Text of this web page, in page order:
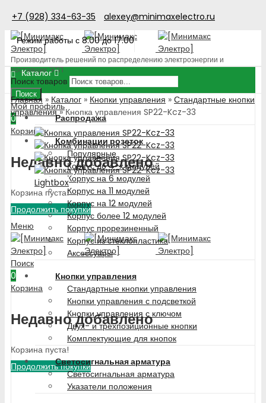
+7 (928) 334-63-35
alexey@minimaxelectro.ru
Режим работы с 8.00 до 17.00
Производитель решений по распределению электроэнергии и
поставщик ЭТП
Поиск товаров
Поиск
Мой профиль
0
Корзина
Недавно добавлено
Корзина пуста!
Продолжить покупки
Меню
Поиск
0
Корзина
Недавно добавлено
Корзина пуста!
Продолжить покупки
Каталог
Распродажа
Комбинации розеток
Популярные
Корпус до 4-х модулей
Корпус на 6 модулей
Корпус на 11 модулей
Корпус на 12 модулей
Корпус более 12 модулей
Корпус прорезиненный
Корпус из стеклопластика
Аксессуары
Кнопки управления
Стандартные кнопки управления
Кнопки управления с подсветкой
Кнопки управления с ключом
Двух- и трехпозиционные кнопки
Комплектующие для кнопок
Светосигнальная арматура
Светосигнальная арматура
Указатели положения
Главная » Каталог » Кнопки управления » Стандартные кнопки
управления»Кнопка управления SP22-Kcz-33
Lightbox